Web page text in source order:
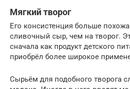
Мягкий творог
Его консистенция больше
сливочный сыр, чем на творог.
сначала как продукт детского
приобрёл более широкое
Сырьём для подобного творога